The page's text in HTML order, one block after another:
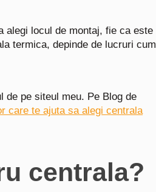
alegi locul de montaj, fie ca este
termica, depinde de lucruri cum
de pe siteul meu. Pe Blog de
care te ajuta sa alegi centrala
centrala?